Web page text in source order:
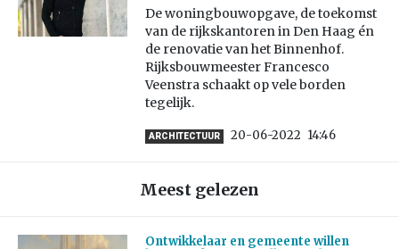
De woningbouwopgave, de toekomst
van de rijkskantoren in Den Haag én
de renovatie van het Binnenhof.
Rijksbouwmeester Francesco
Veenstra schaakt op vele borden
tegelijk.
ARCHITECTUUR 20-06-2022 14:46
Meest gelezen
Ontwikkelaar en gemeente willen